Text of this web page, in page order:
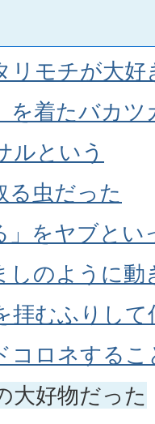
リモチが大好
を着たバカツ
ルという
る虫だった
」をヤブとい
しのように動
拝むふりして
コロネするこ
大好物だった